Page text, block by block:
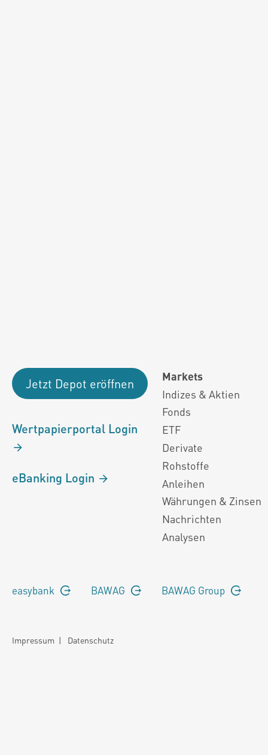
Jetzt Depot eröffnen
Wertpapierportal Login
eBanking Login
Markets
Indizes & Aktien
Fonds
ETF
Derivate
Rohstoffe
Anleihen
Währungen & Zinsen
Nachrichten
Analysen
easybank BAWAG BAWAG Group
Impressum | Datenschutz